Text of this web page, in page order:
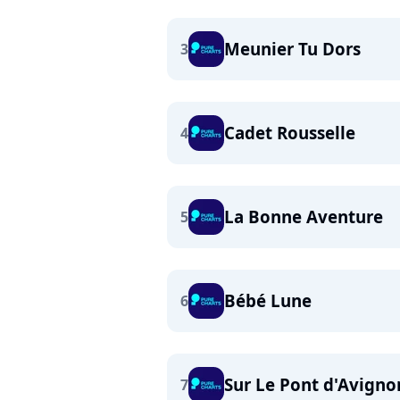
3 Meunier Tu Dors
4 Cadet Rousselle
5 La Bonne Aventure
6 Bébé Lune
7 Sur Le Pont